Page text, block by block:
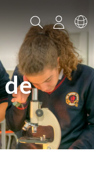
BuscarIniciar